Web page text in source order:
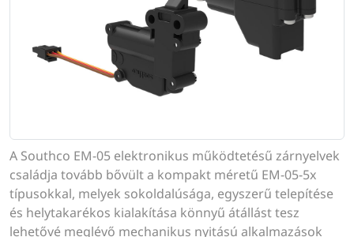
A Southco EM-05 elektronikus működtetésű zárnyelvek
családja tovább bővült a kompakt méretű EM-05-5x
típusokkal, melyek sokoldalúsága, egyszerű telepítése
és helytakarékos kialakítása könnyű átállást tesz
lehetővé meglévő mechanikus nyitású alkalmazások